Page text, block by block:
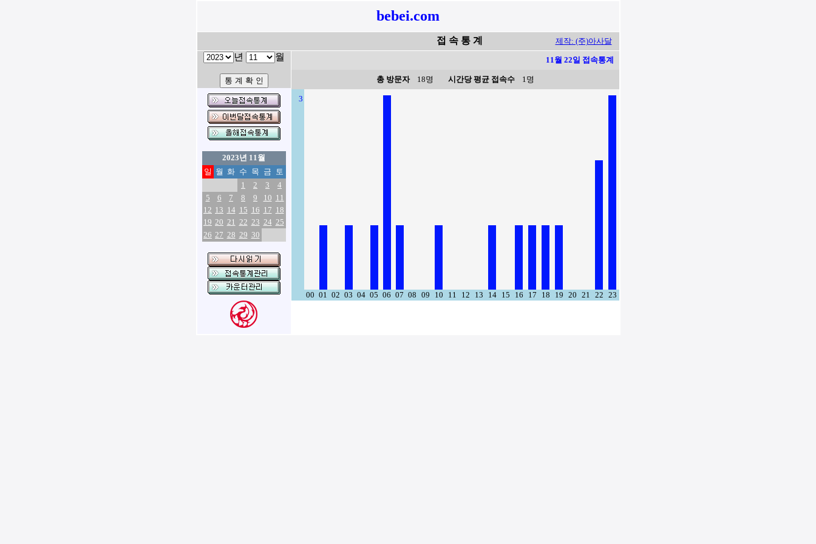
bebei.com
접 속 통 계 제작: (주)아사달
년 월
2023년 11월
일 월 화 수 목 금 토
1
2 3
4
5
6 7 8 9 10 11
12 13 14 15 16 17 18
19 20 21 22 23 24 25
26 27 28 29 30
11월 22일 접속통계
총 방문자18명 시간당 평균 접속수1명
3
00 01 02 03 04 05 06 07 08 09 10 11 12 13 14 15 16 17 18 19 20 21 22 23